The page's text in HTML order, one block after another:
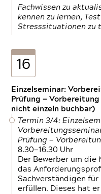
Fachwissen zu
kennen zu lernen,
Stresssituationen zu
16
Einzelseminar:
Prüfung —
nicht einzeln buchbar)
Termin 3/4:
Prüfung —
8.30—16.30 Uhr
Der Bewerber um
das
Sachverständigen für
erfüllen. Dieses hat